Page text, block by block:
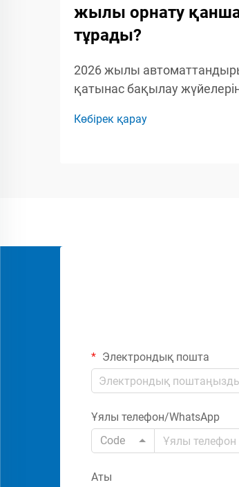
жылы орнату
тұрады?
2026 жылы
қатынас бақылау
басқарушылары, қауіпсіздік
Көбірек қарау
Электрондық пошта
Ұялы телефон/WhatsApp
Code
Аты